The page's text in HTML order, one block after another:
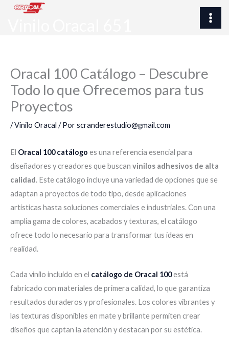
Oracal 100 Catálogo – Descubre
Todo lo que Ofrecemos para tus
Proyectos
/Vinilo Oracal / Porscranderestudio@gmail.com
El Oracal 100 catálogo es una referencia esencial para
diseñadores y creadores que buscan vinilos adhesivos de alta
calidad. Este catálogo incluye una variedad de opciones que se
adaptan a proyectos de todo tipo, desde aplicaciones
artísticas hasta soluciones comerciales e industriales. Con una
amplia gama de colores, acabados y texturas, el catálogo
ofrece todo lo necesario para transformar tus ideas en
realidad.
Cada vinilo incluido en el catálogo de Oracal 100está
fabricado con materiales de primera calidad, lo que garantiza
resultados duraderos y profesionales. Los colores vibrantes y
las texturas disponibles en mate y brillante permiten crear
diseños que captan la atención y destacan por su estética.